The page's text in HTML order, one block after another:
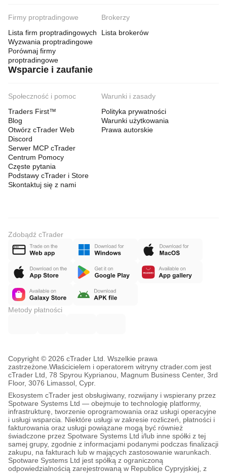
Firmy proptradingowe
Lista firm proptradingowych
Wyzwania proptradingowe
Porównaj firmy
proptradingowe
Brokerzy
Lista brokerów
Wsparcie i zaufanie
Społeczność i pomoc
Traders First™
Blog
Otwórz cTrader Web
Discord
Serwer MCP cTrader
Centrum Pomocy
Częste pytania
Podstawy cTrader i Store
Skontaktuj się z nami
Warunki i zasady
Polityka prywatności
Warunki użytkowania
Prawa autorskie
Zdobądź cTrader
Metody płatności
Copyright © 2026 cTrader Ltd. Wszelkie prawa
zastrzeżone. Właścicielem i operatorem witryny ctrader.com jest
cTrader Ltd, 78 Spyrou Kyprianou, Magnum Business Center, 3rd
Floor, 3076 Limassol, Cypr.
Ekosystem cTrader jest obsługiwany, rozwijany i wspierany przez
Spotware Systems Ltd — obejmuje to technologię platformy,
infrastrukturę, tworzenie oprogramowania oraz usługi operacyjne
i usługi wsparcia. Niektóre usługi w zakresie rozliczeń, płatności i
fakturowania oraz usługi powiązane mogą być również
świadczone przez Spotware Systems Ltd i/lub inne spółki z tej
samej grupy, zgodnie z informacjami podanymi podczas finalizacji
zakupu, na fakturach lub w mających zastosowanie warunkach.
Spotware Systems Ltd jest spółką z ograniczoną
odpowiedzialnością zarejestrowaną w Republice Cypryjskiej, z